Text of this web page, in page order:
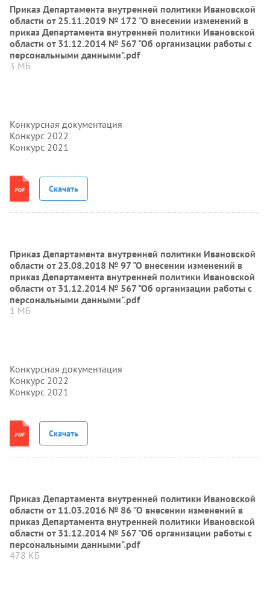
Приказ Департамента внутренней политики Ивановской
области от 25.11.2019 № 172 "О внесении изменений в
приказ Департамента внутренней политики Ивановской
области от 31.12.2014 № 567 "Об организации работы с
персональными данными".pdf
3 МБ
Конкурсная документация
Конкурс 2022
Конкурс 2021
Скачать
Приказ Департамента внутренней политики Ивановской
области от 23.08.2018 № 97 "О внесении изменений в
приказ Департамента внутренней политики Ивановской
области от 31.12.2014 № 567 "Об организации работы с
персональными данными".pdf
1 МБ
Конкурсная документация
Конкурс 2022
Конкурс 2021
Скачать
Приказ Департамента внутренней политики Ивановской
области от 11.03.2016 № 86 "О внесении изменений в
приказ Департамента внутренней политики Ивановской
области от 31.12.2014 № 567 "Об организации работы с
персональными данными".pdf
478 КБ